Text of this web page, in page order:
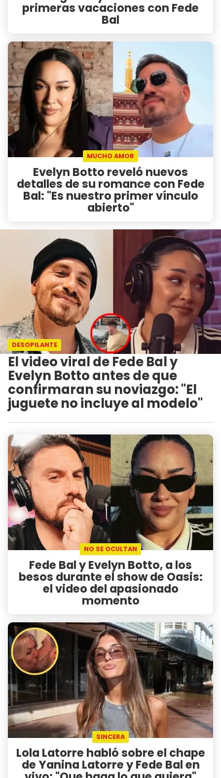
primeras vacaciones con Fede
Bal
MUCHO AMOR
Evelyn Botto reveló nuevos
detalles de su romance con Fede
Bal: "Es nuestro primer vínculo
abierto"
DESOPILANTE
El video viral de Fede Bal y
Evelyn Botto antes de que
confirmaran su noviazgo: "El
juguete no incluye al modelo"
NO SE OCULTAN
Fede Bal y Evelyn Botto, a los
besos durante el show de Oasis:
el video del apasionado
momento
SINCERA
Lola Latorre habló sobre el chape
de Yanina Latorre y Fede Bal en